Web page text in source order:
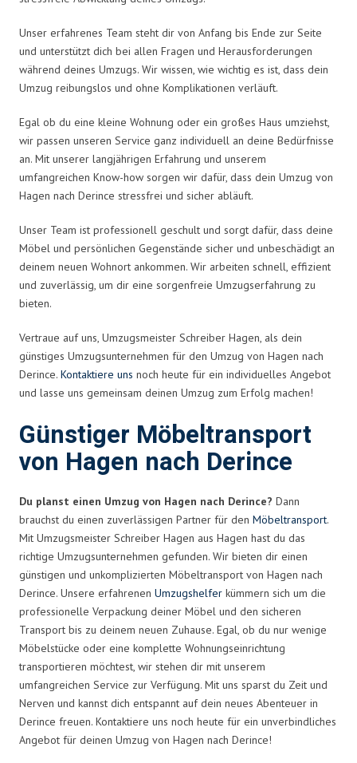
Unser erfahrenes Team steht dir von Anfang bis Ende zur Seite
und unterstützt dich bei allen Fragen und Herausforderungen
während deines Umzugs. Wir wissen, wie wichtig es ist, dass dein
Umzug reibungslos und ohne Komplikationen verläuft.
Egal ob du eine kleine Wohnung oder ein großes Haus umziehst,
wir passen unseren Service ganz individuell an deine Bedürfnisse
an. Mit unserer langjährigen Erfahrung und unserem
umfangreichen Know-how sorgen wir dafür, dass dein Umzug von
Hagen nach Derince stressfrei und sicher abläuft.
Unser Team ist professionell geschult und sorgt dafür, dass deine
Möbel und persönlichen Gegenstände sicher und unbeschädigt an
deinem neuen Wohnort ankommen. Wir arbeiten schnell, effizient
und zuverlässig, um dir eine sorgenfreie Umzugserfahrung zu
bieten.
Vertraue auf uns, Umzugsmeister Schreiber Hagen, als dein
günstiges Umzugsunternehmen für den Umzug von Hagen nach
Derince. Kontaktiere uns noch heute für ein individuelles Angebot
und lasse uns gemeinsam deinen Umzug zum Erfolg machen!
Günstiger Möbeltransport
von Hagen nach Derince
Du planst einen Umzug von Hagen nach Derince? Dann
brauchst du einen zuverlässigen Partner für den Möbeltransport.
Mit Umzugsmeister Schreiber Hagen aus Hagen hast du das
richtige Umzugsunternehmen gefunden. Wir bieten dir einen
günstigen und unkomplizierten Möbeltransport von Hagen nach
Derince. Unsere erfahrenen Umzugshelfer kümmern sich um die
professionelle Verpackung deiner Möbel und den sicheren
Transport bis zu deinem neuen Zuhause. Egal, ob du nur wenige
Möbelstücke oder eine komplette Wohnungseinrichtung
transportieren möchtest, wir stehen dir mit unserem
umfangreichen Service zur Verfügung. Mit uns sparst du Zeit und
Nerven und kannst dich entspannt auf dein neues Abenteuer in
Derince freuen. Kontaktiere uns noch heute für ein unverbindliches
Angebot für deinen Umzug von Hagen nach Derince!